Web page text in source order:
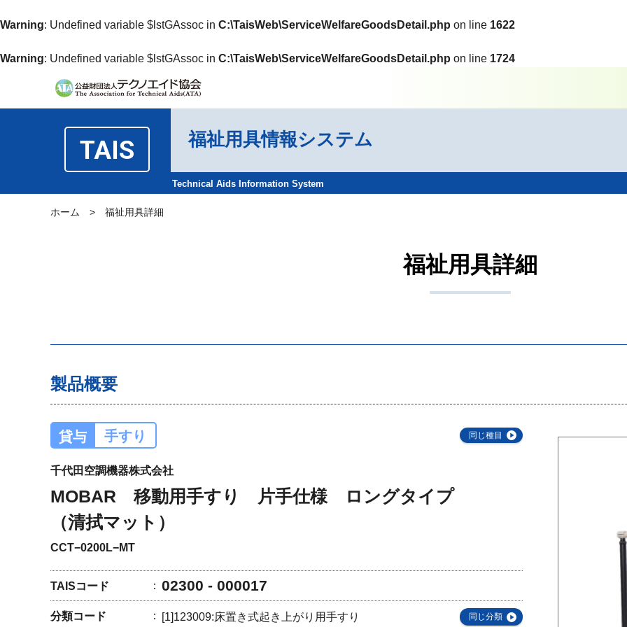
Warning: Undefined variable $lstGAssoc in C:\TaisWeb\ServiceWelfareGoodsDetail.php on line 1622
Warning: Undefined variable $lstGAssoc in C:\TaisWeb\ServiceWelfareGoodsDetail.php on line 1724
TAIS 福祉用具情報システム
Technical Aids Information System
ホーム > 福祉用具詳細
福祉用具詳細
製品概要
貸与 手すり 同じ種目
千代田空調機器株式会社
MOBAR 移動用手すり 片手仕様 ロングタイプ
（清拭マット）
CCT−0200L−MT
TAISコード 02300 - 000017
分類コード [1]123009:床置き式起き上がり用手すり 同じ分類